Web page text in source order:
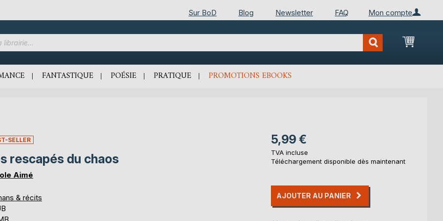
Mon compte
Sur BoD Blog Newsletter FAQ
Mon
FANTASTIQUE POÉSIE PRATIQUE PROMOTIONS EBOOKS
SELLER
rescapés du chaos
Aimé
& récits
5,99 €
TVA incluse
Téléchargement disponible dès maintenant
AJOUTER AU PANIER